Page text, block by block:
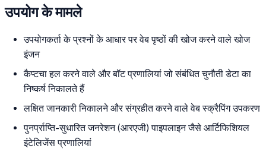
उपयोग के मामले
उपयोगकर्ता के प्रश्नों के आधार पर वेब पृष्ठों की खोज करने वाले खोज
इंजन
कैप्टचा हल करने वाले और बॉट प्रणालियां जो संबंधित चुनौती डेटा का
निष्कर्ष निकालते हैं
लक्षित जानकारी निकालने और संग्रहीत करने वाले वेब स्क्रैपिंग उपकरण
पुनर्प्राप्ति-सुधारित जनरेशन (आरएजी) पाइपलाइन जैसे आर्टिफिशियल
इंटेलिजेंस प्रणालियां